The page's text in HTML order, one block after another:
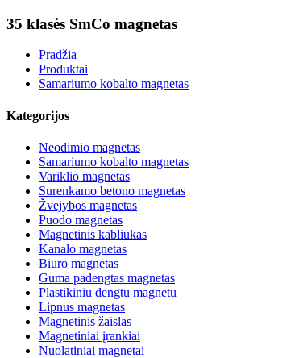
35 klasės SmCo magnetas
Pradžia
Produktai
Samariumo kobalto magnetas
Kategorijos
Neodimio magnetas
Samariumo kobalto magnetas
Variklio magnetas
Surenkamo betono magnetas
Žvejybos magnetas
Puodo magnetas
Magnetinis kabliukas
Kanalo magnetas
Biuro magnetas
Guma padengtas magnetas
Plastikiniu dengtu magnetu
Lipnus magnetas
Magnetinis žaislas
Magnetiniai įrankiai
Nuolatiniai magnetai